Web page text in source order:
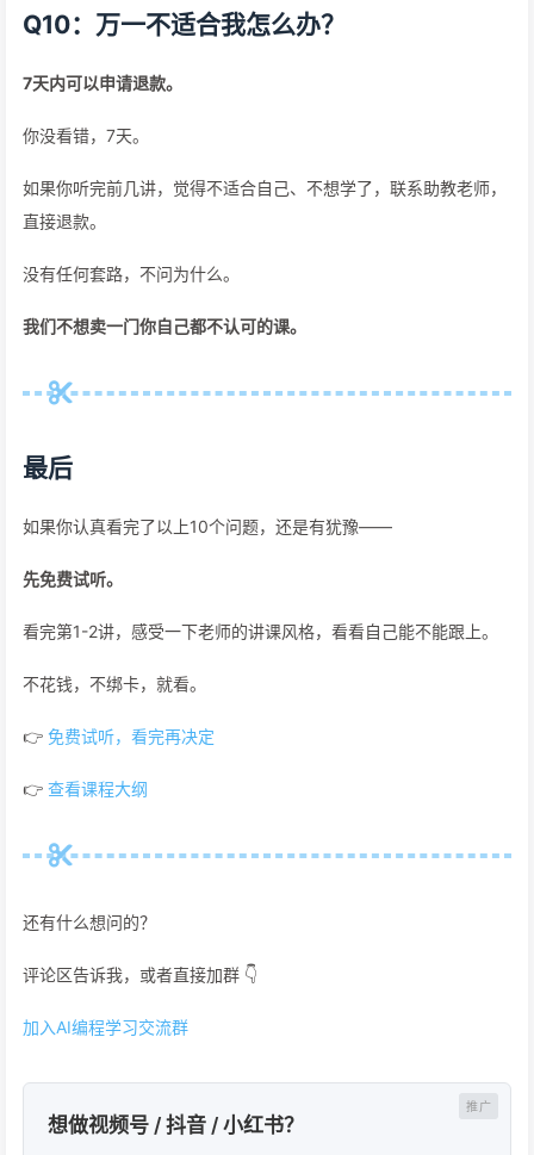
Q10：万一不适合我怎么办？
7天内可以申请退款。
你没看错，7天。
如果你听完前几讲，觉得不适合自己、不想学了，联系助教老师，
直接退款。
没有任何套路，不问为什么。
我们不想卖一门你自己都不认可的课。
最后
如果你认真看完了以上10个问题，还是有犹豫——
先免费试听。
看完第1-2讲，感受一下老师的讲课风格，看看自己能不能跟上。
不花钱，不绑卡，就看。
👉 免费试听，看完再决定
👉 查看课程大纲
还有什么想问的？
评论区告诉我，或者直接加群 👇
加入AI编程学习交流群
想做视频号 / 抖音 / 小红书？